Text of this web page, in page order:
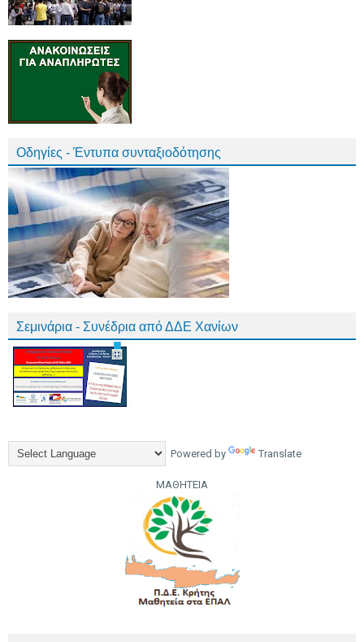
Οδηγίες - Έντυπα συνταξιοδότησης
Σεμινάρια - Συνέδρια από ΔΔΕ Χανίων
Powered by Translate
ΜΑΘΗΤΕΙΑ